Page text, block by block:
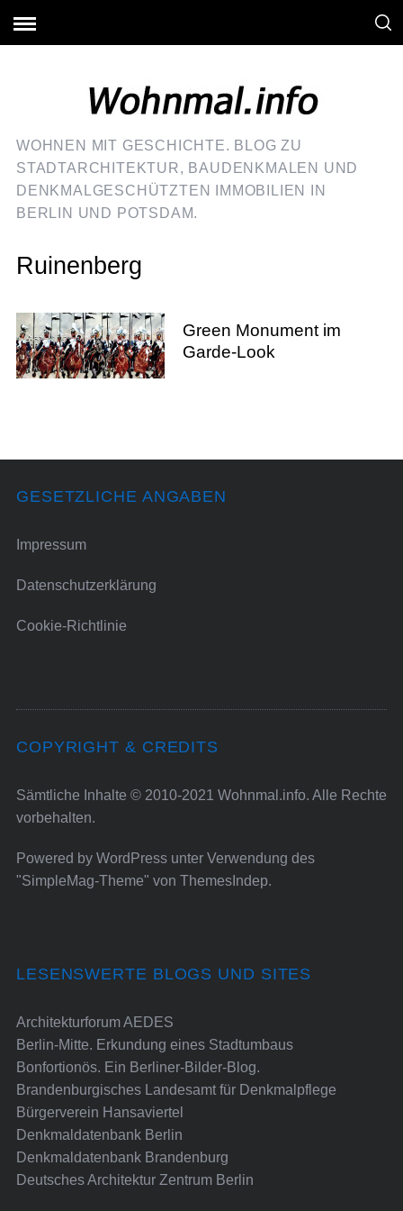
WOHNEN MIT GESCHICHTE. BLOG ZU
STADTARCHITEKTUR, BAUDENKMALEN UND
DENKMALGESCHÜTZTEN IMMOBILIEN IN
BERLIN UND POTSDAM.
Ruinenberg
Green Monument im
Garde-Look
GESETZLICHE ANGABEN
Impressum
Datenschutzerklärung
Cookie-Richtlinie
COPYRIGHT & CREDITS
Sämtliche Inhalte © 2010-2021 Wohnmal.info. Alle Rechte
vorbehalten.
Powered by WordPressunter Verwendung des
"SimpleMag-Theme" von ThemesIndep.
LESENSWERTE BLOGS UND SITES
Architekturforum AEDES
Berlin-Mitte. Erkundung eines Stadtumbaus
Bonfortionös. Ein Berliner-Bilder-Blog.
Brandenburgisches Landesamt für Denkmalpflege
Bürgerverein Hansaviertel
Denkmaldatenbank Berlin
Denkmaldatenbank Brandenburg
Deutsches Architektur Zentrum Berlin